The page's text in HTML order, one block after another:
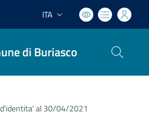
Lingua attiva:
ITA
di Buriasco
al 30/04/2021